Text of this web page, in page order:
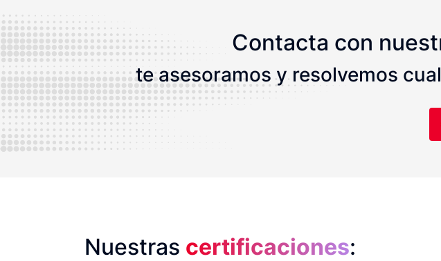
Contacta con
te asesoramos y resolvemos
Nuestras certificaciones: